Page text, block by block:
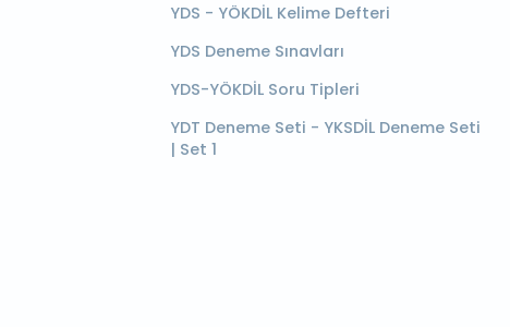
YDS - YÖKDİL Kelime Defteri
YDS Deneme Sınavları
YDS-YÖKDİL Soru Tipleri
YDT Deneme Seti - YKSDİL Deneme Seti
| Set 1